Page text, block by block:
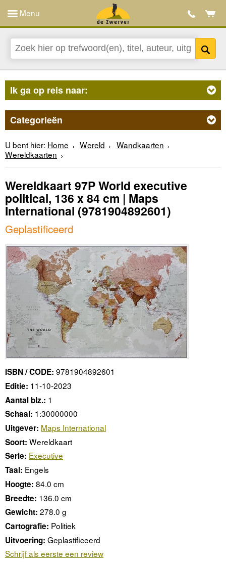
Menu
Ik ga op reis naar:
Categorieën
U bent hier: Home Wereld
Wandkaarten
Wereldkaarten
Wereldkaart 97P World executive
political, 136 x 84 cm | Maps
International (9781904892601)
Geplastificeerd
ISBN / CODE: 9781904892601
Editie: 11-10-2023
Aantal blz.: 1
Schaal: 1:30000000
Uitgever: Maps International
Soort: Wereldkaart
Serie: Executive
Taal: Engels
Hoogte: 84.0 cm
Breedte: 136.0 cm
Gewicht: 278.0 g
Cartografie: Politiek
Uitvoering: Geplastificeerd
Schrijf als eerste een review